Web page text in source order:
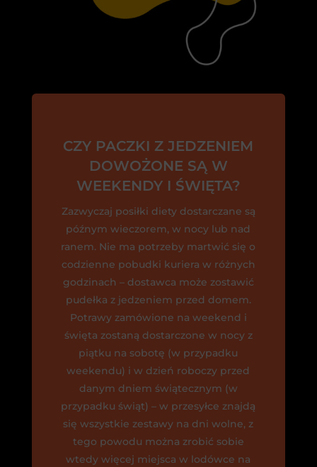
CZY PACZKI Z JEDZENIEM
DOWOŻONE SĄ W
WEEKENDY I ŚWIĘTA?
Zazwyczaj posiłki diety dostarczane są
późnym wieczorem, w nocy lub nad
ranem. Nie ma potrzeby martwić się o
codzienne pobudki kuriera w różnych
godzinach – dostawca może zostawić
pudełka z jedzeniem przed domem.
Potrawy zamówione na weekend i
święta zostaną dostarczone w nocy z
piątku na sobotę (w przypadku
weekendu) i w dzień roboczy przed
danym dniem świątecznym (w
przypadku świąt) – w przesyłce znajdą
się wszystkie zestawy na dni wolne, z
tego powodu można zrobić sobie
wtedy więcej miejsca w lodówce na